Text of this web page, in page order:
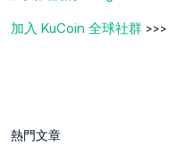
加入 KuCoin 全球社群 >>>
熱門文章